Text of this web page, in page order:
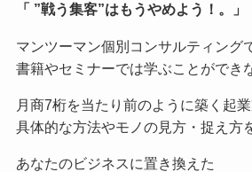
「 ”戦う集客”はもうやめよう！。」
マンツーマン個別コンサルティング
書籍やセミナーでは学ぶことができ
月商7桁を当たり前のように築く起
具体的な方法やモノの見方・捉え方
あなたのビジネスに置き換えた